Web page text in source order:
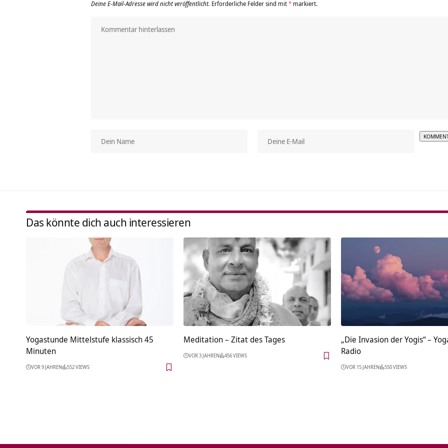
Deine E-Mail-Adresse wird nicht veröffentlicht. Erforderliche Felder sind mit* markiert.
Das könnte dich auch interessieren
Yogastunde Mittelstufe klassisch 45
Minuten
VOR 9 JAHREN 552 VIEWS
Meditation – Zitat des Tages
VOR 3 JAHREN 456 VIEWS
„Die Invasion der Yogis“ –
Radio
VOR 15 JAHREN 550 VIEWS